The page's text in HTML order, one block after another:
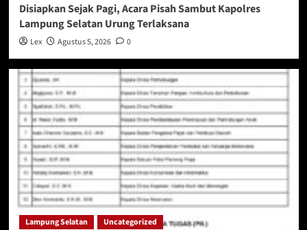
Disiapkan Sejak Pagi, Acara Pisah Sambut Kapolres
Lampung Selatan Urung Terlaksana
Lex Agustus 5, 2026 0
Lampung Selatan Uncategorized